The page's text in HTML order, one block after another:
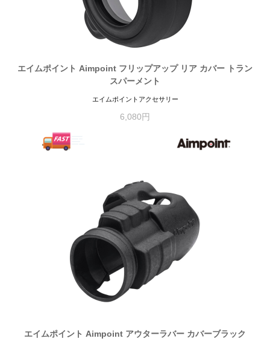
エイムポイント Aimpoint フリップアップ リア カバー トラン
スパーメント
エイムポイントアクセサリー
6,080円
エイムポイント Aimpoint アウターラバー カバーブラック